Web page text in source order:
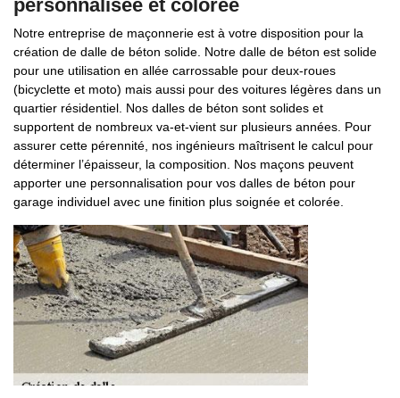
personnalisée et colorée
Notre entreprise de maçonnerie est à votre disposition pour la
création de dalle de béton solide. Notre dalle de béton est solide
pour une utilisation en allée carrossable pour deux-roues
(bicyclette et moto) mais aussi pour des voitures légères dans un
quartier résidentiel. Nos dalles de béton sont solides et
supportent de nombreux va-et-vient sur plusieurs années. Pour
assurer cette pérennité, nos ingénieurs maîtrisent le calcul pour
déterminer l’épaisseur, la composition. Nos maçons peuvent
apporter une personnalisation pour vos dalles de béton pour
garage individuel avec une finition plus soignée et colorée.